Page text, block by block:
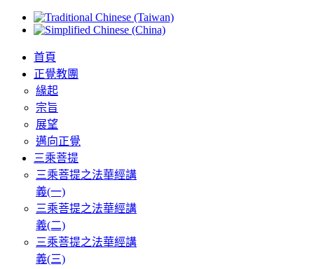
首頁
正覺教團
緣起
宗旨
展望
邁向正覺
三乘菩提
三乘菩提之法華經講
義(一)
三乘菩提之法華經講
義(二)
三乘菩提之法華經講
義(三)